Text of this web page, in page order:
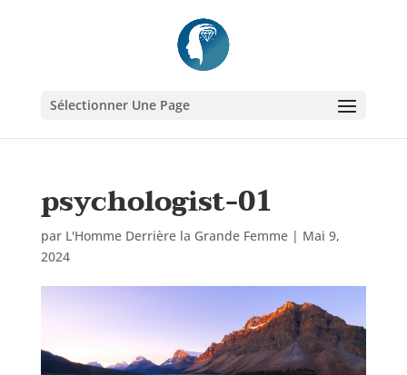
Sélectionner Une Page
psychologist-01
par L'Homme Derrière la Grande Femme| Mai 9,
2024